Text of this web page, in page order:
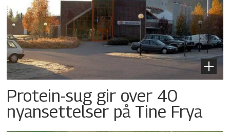
Protein-sug gir over 40
nyansettelser på Tine Frya